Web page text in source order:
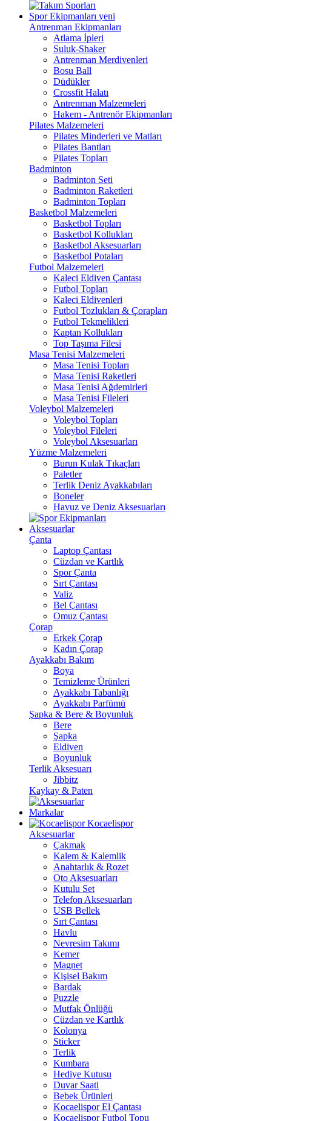
Spor Ekipmanları yeni
Antrenman Ekipmanları
Atlama İpleri
Suluk-Shaker
Antrenman Merdivenleri
Bosu Ball
Düdükler
Crossfit Halatı
Antrenman Malzemeleri
Hakem - Antrenör Ekipmanları
Pilates Malzemeleri
Pilates Minderleri ve Matları
Pilates Bantları
Pilates Topları
Badminton
Badminton Seti
Badminton Raketleri
Badminton Topları
Basketbol Malzemeleri
Basketbol Topları
Basketbol Kollukları
Basketbol Aksesuarları
Basketbol Potaları
Futbol Malzemeleri
Kaleci Eldiven Çantası
Futbol Topları
Kaleci Eldivenleri
Futbol Tozlukları & Çorapları
Futbol Tekmelikleri
Kaptan Kollukları
Top Taşıma Filesi
Masa Tenisi Malzemeleri
Masa Tenisi Topları
Masa Tenisi Raketleri
Masa Tenisi Ağdemirleri
Masa Tenisi Fileleri
Voleybol Malzemeleri
Voleybol Topları
Voleybol Fileleri
Voleybol Aksesuarları
Yüzme Malzemeleri
Burun Kulak Tıkaçları
Paletler
Terlik Deniz Ayakkabıları
Boneler
Havuz ve Deniz Aksesuarları
Aksesuarlar
Çanta
Laptop Çantası
Cüzdan ve Kartlık
Spor Çanta
Sırt Çantası
Valiz
Bel Çantası
Omuz Çantası
Çorap
Erkek Çorap
Kadın Çorap
Ayakkabı Bakım
Boya
Temizleme Ürünleri
Ayakkabı Tabanlığı
Ayakkabı Parfümü
Şapka & Bere & Boyunluk
Bere
Şapka
Eldiven
Boyunluk
Terlik Aksesuarı
Jibbitz
Kaykay & Paten
Markalar
Kocaelispor
Aksesuarlar
Çakmak
Kalem & Kalemlik
Anahtarlık & Rozet
Oto Aksesuarları
Kutulu Set
Telefon Aksesuarları
USB Bellek
Sırt Çantası
Havlu
Nevresim Takımı
Kemer
Magnet
Kişisel Bakım
Bardak
Puzzle
Mutfak Önlüğü
Cüzdan ve Kartlık
Kolonya
Sticker
Terlik
Kumbara
Hediye Kutusu
Duvar Saati
Bebek Ürünleri
Kocaelispor El Çantası
Kocaelispor Futbol Topu